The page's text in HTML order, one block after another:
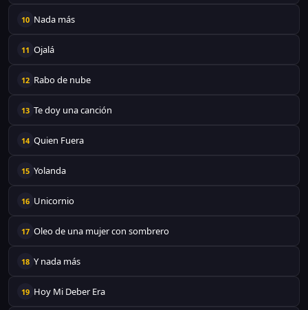
10 Nada más
11 Ojalá
12 Rabo de nube
13 Te doy una canción
14 Quien Fuera
15 Yolanda
16 Unicornio
17 Oleo de una mujer con sombrero
18 Y nada más
19 Hoy Mi Deber Era